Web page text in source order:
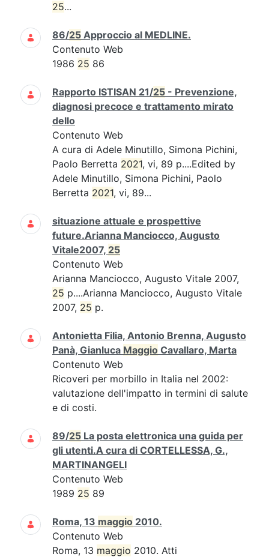
25...
86/25 Approccio al MEDLINE.
Contenuto Web
1986 25 86
Rapporto ISTISAN 21/25 - Prevenzione,
diagnosi precoce e trattamento mirato
dello
Contenuto Web
A cura di Adele Minutillo, Simona Pichini,
Paolo Berretta 2021, vi, 89 p....Edited by
Adele Minutillo, Simona Pichini, Paolo
Berretta 2021, vi, 89...
situazione attuale e prospettive
future.Arianna Manciocco, Augusto
Vitale2007, 25
Contenuto Web
Arianna Manciocco, Augusto Vitale 2007,
25 p....Arianna Manciocco, Augusto Vitale
2007, 25 p.
Antonietta Filia, Antonio Brenna, Augusto
Panà, Gianluca Maggio Cavallaro, Marta
Contenuto Web
Ricoveri per morbillo in Italia nel 2002:
valutazione dell'impatto in termini di salute
e di costi.
89/25 La posta elettronica una guida per
gli utenti.A cura di CORTELLESSA, G.,
MARTINANGELI
Contenuto Web
1989 25 89
Roma, 13 maggio 2010.
Contenuto Web
Roma, 13 maggio 2010. Atti